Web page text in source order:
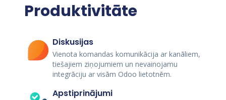
Produktivitāte
Diskusijas
Vienota komandas komunikācija ar kanāliem,
tiešajiem ziņojumiem un nevainojamu
integrāciju ar visām Odoo lietotnēm.
Apstiprinājumi